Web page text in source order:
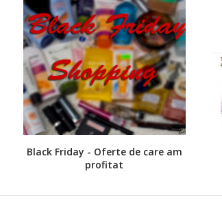
Black Friday - Oferte de care am
profitat